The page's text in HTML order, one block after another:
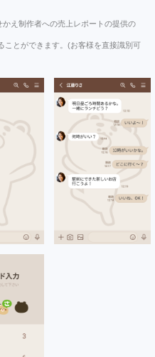
え制作者への売上レポートの提供の
ことができます。(お客様を直接識別可